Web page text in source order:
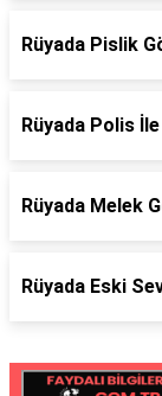
Rüyada Pislik
Rüyada Polis
Rüyada Melek
Rüyada Eski